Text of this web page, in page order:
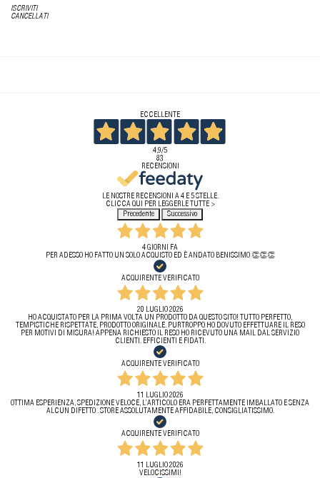
ISCRIVITI
CANCELLATI
ECCELLENTE
4,9/5
83
RECENSIONI
LE NOSTRE RECENSIONI A 4 E 5 STELLE.
CLICCA QUI PER LEGGERLE TUTTE >
Precedente
Successivo
4 GIORNI FA
PER ADESSO HO FATTO UN SOLO ACQUISTO ED È ANDATO BENISSIMO 👏👏👏
ACQUIRENTE VERIFICATO
20 LUGLIO 2026
HO ACQUISTATO PER LA PRIMA VOLTA UN PRODOTTO DA QUESTO SITO! TUTTO PERFETTO,
TEMPISTICHE RISPETTATE, PRODOTTO ORIGINALE. PURTROPPO HO DOVUTO EFFETTUARE IL RESO
PER MOTIVI DI MISURA! APPENA RICHIESTO IL RESO HO RICEVUTO UNA MAIL DAL SERVIZIO
CLIENTI. EFFICIENTI E FIDATI.
ACQUIRENTE VERIFICATO
11 LUGLIO 2026
OTTIMA ESPERIENZA, SPEDIZIONE VELOCE, L’ARTICOLO ERA PERFETTAMENTE IMBALLATO E SENZA
ALCUN DIFETTO . STORE ASSOLUTAMENTE AFFIDABILE, CONSIGLIATISSIMO.
ACQUIRENTE VERIFICATO
11 LUGLIO 2026
VELOCISSIMI!